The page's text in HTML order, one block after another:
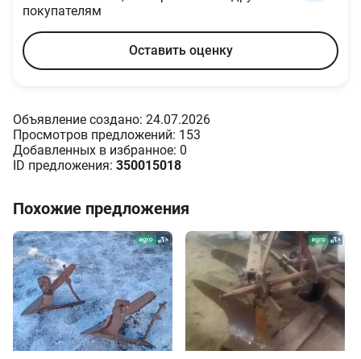
покупателям
Оставить оценку
Объявление создано: 24.07.2026
Просмотров предложений: 153
Добавленных в избранное: 0
ID предложения: 350015018
Похожие предложения